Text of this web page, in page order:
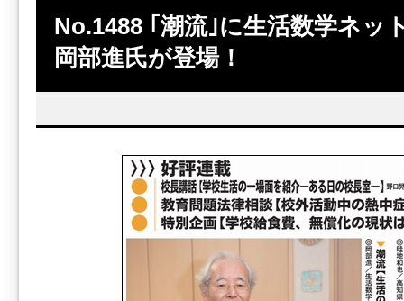
No.1488 ｢潮流｣に生活数学ネッ
岡部進氏が登場！